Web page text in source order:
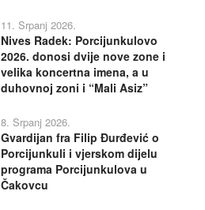
11. Srpanj 2026.
Nives Radek: Porcijunkulovo
2026. donosi dvije nove zone i
velika koncertna imena, a u
duhovnoj zoni i “Mali Asiz”
8. Srpanj 2026.
Gvardijan fra Filip Đurđević o
Porcijunkuli i vjerskom dijelu
programa Porcijunkulova u
Čakovcu